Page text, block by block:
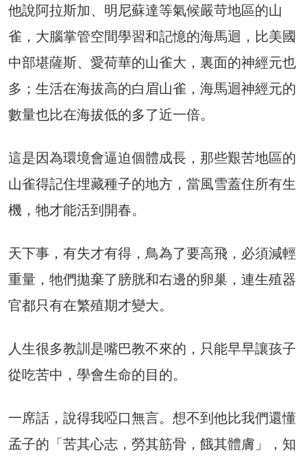
他說阿拉斯加、明尼蘇達等氣候嚴苛地區的山
雀，大腦掌管空間學習和記憶的海馬迴，比美國
中部堪薩斯、愛荷華的山雀大，裏面的神經元也
多；生活在海拔高的白眉山雀，海馬迴神經元的
數量也比在海拔低的多了近一倍。
這是因為環境會逼迫個體成長，那些艱苦地區的
山雀得記住埋藏種子的地方，當風雪蓋住所有生
機，牠才能活到開春。
天下事，有失才有得，鳥為了要高飛，必須減輕
重量，牠們拋棄了膀胱和右邊的卵巢，連生殖器
官都只有在繁殖期才變大。
人生很多教訓是嘴巴教不來的，只能早早讓孩子
從吃苦中，學會生命的目的。
一席話，說得我啞口無言。想不到他比我們還懂
孟子的「苦其心志，勞其筋骨，餓其體膚」，知